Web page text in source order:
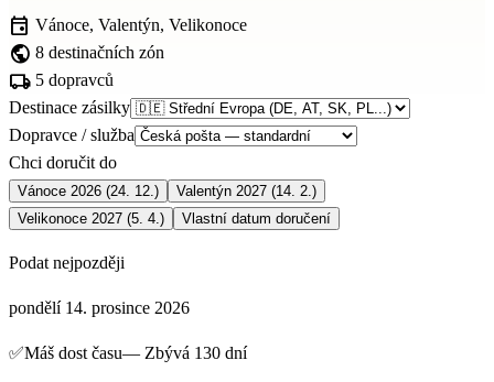
event Vánoce, Valentýn, Velikonoce
public 8 destinačních zón
local_shipping 5 dopravců
Destinace zásilky
Dopravce / služba
Chci doručit do
Vánoce 2026 (24. 12.)
Valentýn 2027 (14. 2.)
Velikonoce 2027 (5. 4.)
Vlastní datum doručení
Podat nejpozději
pondělí 14. prosince 2026
✅Máš dost času— Zbývá 130 dní